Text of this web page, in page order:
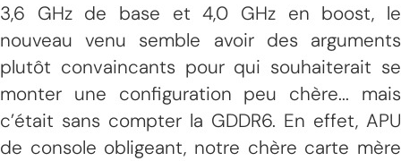
3,6 GHz de base et 4,0 GHz en boost, le
nouveau venu semble avoir des arguments
plutôt convaincants pour qui souhaiterait se
monter une configuration peu chère... mais
c’était sans compter la GDDR6. En effet, APU
de console obligeant, notre chère carte mère